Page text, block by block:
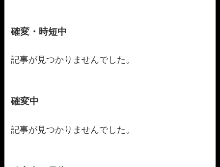
確変・時短中
記事が見つかりませんでした。
確変中
記事が見つかりませんでした。